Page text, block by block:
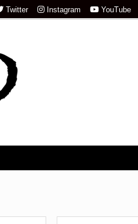
Twitter Instagram YouTube